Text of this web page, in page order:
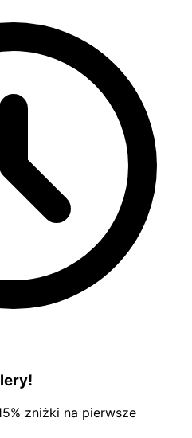
zniżki na pierwsze